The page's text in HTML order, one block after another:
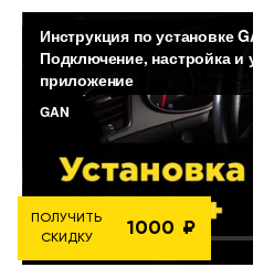
ПОЛУЧИТЬ
СКИДКУ
1000